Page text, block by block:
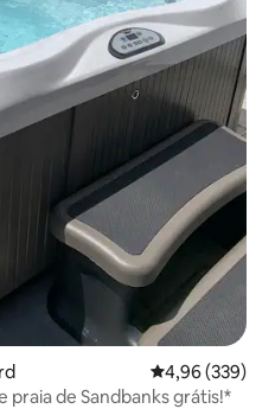
4,96 de uma
4,96 (339)
praia de Sandbanks grátis!*